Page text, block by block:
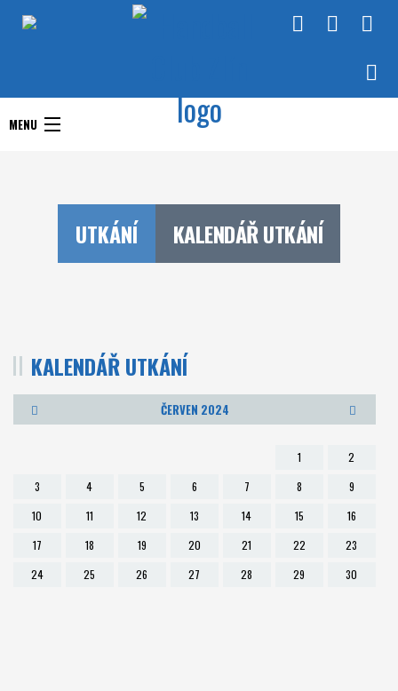
RHC Handball Club
MENU
Doprastav liga ženy
Chance Extraliga
O klubu
Partneři
Kontakt
UTKÁNÍ KALENDÁŘ UTKÁNÍ
KALENDÁŘ UTKÁNÍ
ČERVEN 2024
1
2
3
4 5 6 7 8
9
10
11 12 13 14 15
16
17
18 19 20 21 22
23
24
25 26 27 28 29 30